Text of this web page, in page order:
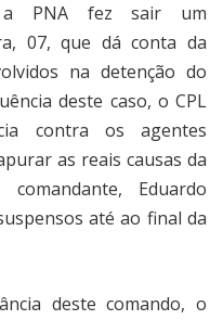
a PNA fez sair um
07, que dá conta da
na detenção do
deste caso, o CPL
contra os agentes
as reais causas da
Eduardo
até ao final da
deste comando, o